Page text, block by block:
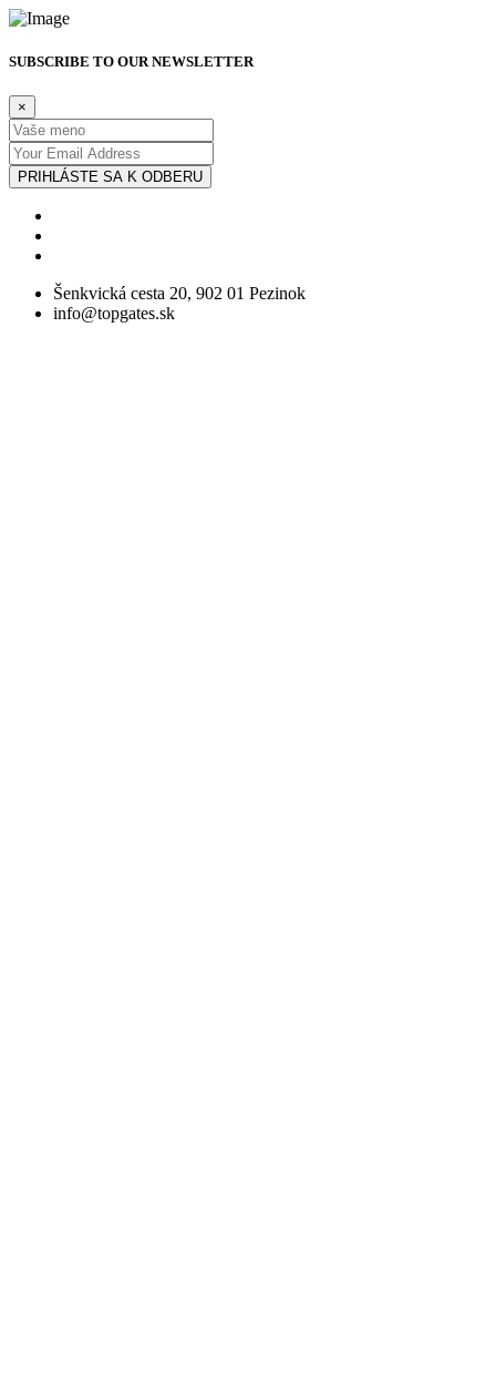
SUBSCRIBE TO OUR NEWSLETTER
×
PRIHLÁSTE SA K ODBERU
Šenkvická cesta 20, 902 01 Pezinok
info@topgates.sk